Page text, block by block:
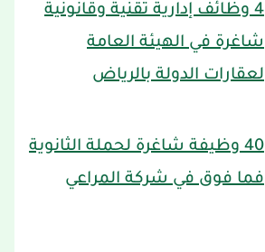
4 وظائف إدارية تقنية وقانونية
شاغرة في الهيئة العامة
لعقارات الدولة بالرياض
40 وظيفة شاغرة لحملة الثانوية
فما فوق في شركة المراعي